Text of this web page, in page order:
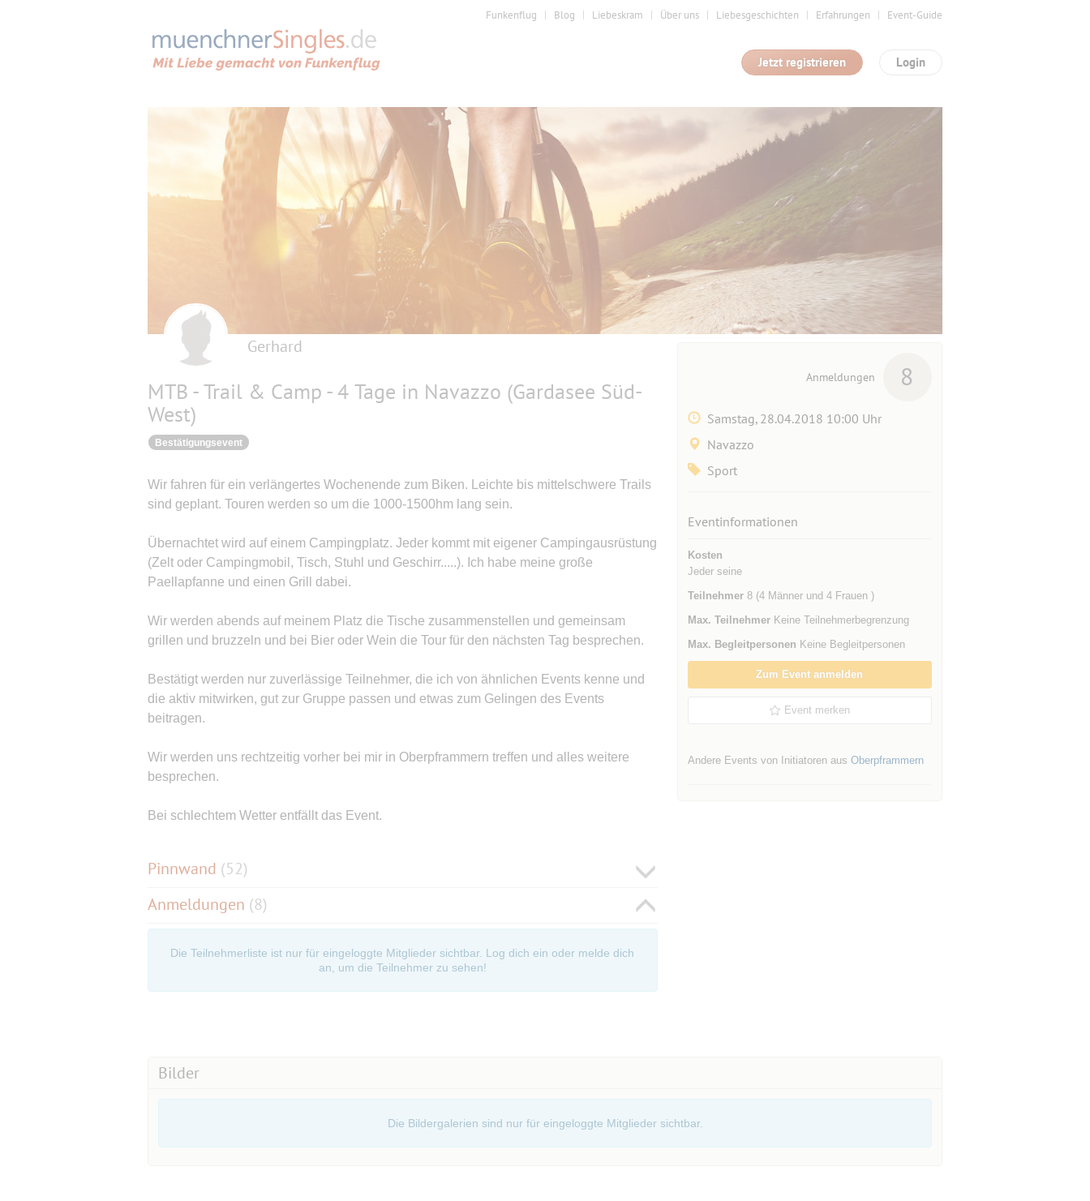
Funkenflug Blog Liebeskram Über uns Liebesgeschichten Erfahrungen Event-Guide
Login
Jetzt registrieren
Gerhard
MTB - Trail & Camp - 4 Tage in Navazzo (Gardasee Süd-
West)
Bestätigungsevent
Wir fahren für ein verlängertes Wochenende zum Biken. Leichte bis mittelschwere Trails
sind geplant. Touren werden so um die 1000-1500hm lang sein.
Übernachtet wird auf einem Campingplatz. Jeder kommt mit eigener Campingausrüstung
(Zelt oder Campingmobil, Tisch, Stuhl und Geschirr.....). Ich habe meine große
Paellapfanne und einen Grill dabei.
Wir werden abends auf meinem Platz die Tische zusammenstellen und gemeinsam
grillen und bruzzeln und bei Bier oder Wein die Tour für den nächsten Tag besprechen.
Bestätigt werden nur zuverlässige Teilnehmer, die ich von ähnlichen Events kenne und
die aktiv mitwirken, gut zur Gruppe passen und etwas zum Gelingen des Events
beitragen.
Wir werden uns rechtzeitig vorher bei mir in Oberpframmern treffen und alles weitere
besprechen.
Bei schlechtem Wetter entfällt das Event.
Pinnwand (52)
Anmeldungen (8)
Die Teilnehmerliste ist nur für eingeloggte Mitglieder sichtbar. Log dich ein oder melde dich
an, um die Teilnehmer zu sehen!
Anmeldungen 8
Samstag, 28.04.2018 10:00 Uhr
Navazzo
Sport
Eventinformationen
Kosten
Jeder seine
Teilnehmer8 (4 Männer und 4 Frauen )
Max. TeilnehmerKeine Teilnehmerbegrenzung
Max. Begleitpersonen Keine Begleitpersonen
Zum Event anmelden
Event merken
Andere Events von Initiatoren aus Oberpframmern
Bilder
Die Bildergalerien sind nur für eingeloggte Mitglieder sichtbar.